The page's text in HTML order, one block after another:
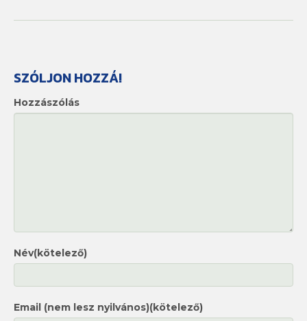
SZÓLJON HOZZÁ!
Hozzászólás
Név(kötelező)
Email (nem lesz nyilvános)(kötelező)